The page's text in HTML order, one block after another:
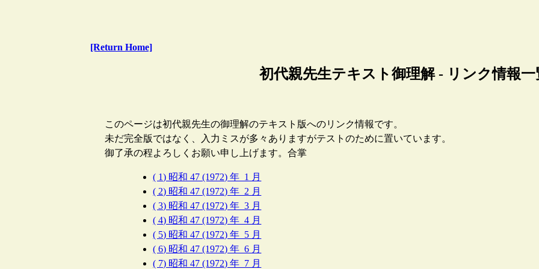
[Return Home]
初代親先生テキスト御理解 - リンク情報一
このページは初代親先生の御理解のテキスト版へのリンク情報です。
未だ完全版ではなく、入力ミスが多々ありますがテストのために置いています。
御了承の程よろしくお願い申し上げます。合掌
( 1) 昭和 47 (1972) 年 1 月
( 2) 昭和 47 (1972) 年 2 月
( 3) 昭和 47 (1972) 年 3 月
( 4) 昭和 47 (1972) 年 4 月
( 5) 昭和 47 (1972) 年 5 月
( 6) 昭和 47 (1972) 年 6 月
( 7) 昭和 47 (1972) 年 7 月